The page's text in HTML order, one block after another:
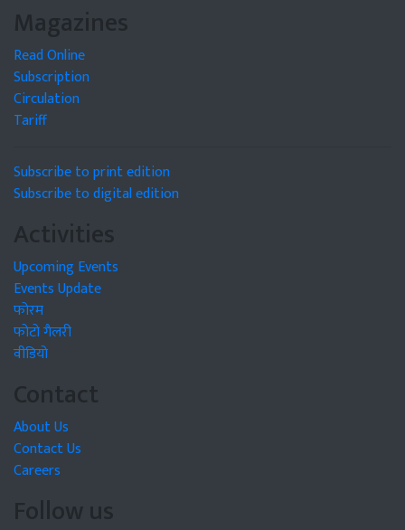
Magazines
Read Online
Subscription
Circulation
Tariff
Subscribe to print edition
Subscribe to digital edition
Activities
Upcoming Events
Events Update
फोरम
फोटो गैलरी
वीडियो
Contact
About Us
Contact Us
Careers
Follow us